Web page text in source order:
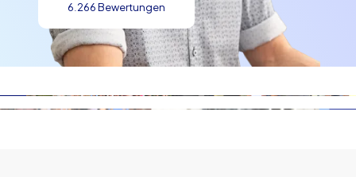
6.266 Bewertungen